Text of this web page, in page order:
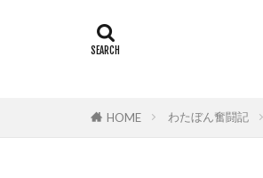
HOME わたぼん奮闘記